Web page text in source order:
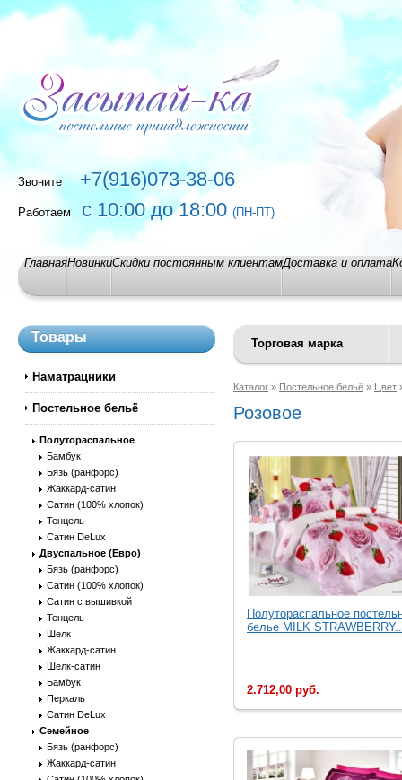
Звоните+7(916)073-38-06
Работаем с 10:00 до 18:00 (ПН-ПТ)
ГлавнаяНовинкиСкидки постоянным клиентамДоставка и оплата
Товары
Наматрацники
Постельное бельё
Полутораспальное
Бамбук
Бязь (ранфорс)
Жаккард-сатин
Сатин (100% хлопок)
Тенцель
Сатин DeLux
Двуспальное (Евро)
Бязь (ранфорс)
Сатин (100% хлопок)
Сатин с вышивкой
Тенцель
Шелк
Жаккард-сатин
Шелк-сатин
Бамбук
Перкаль
Сатин DeLux
Семейное
Бязь (ранфорс)
Жаккард-сатин
Торговая марка
Каталог » Постельное бельё » Цвет
Розовое
Полутораспальное
белье MILK
2.712,00 руб.